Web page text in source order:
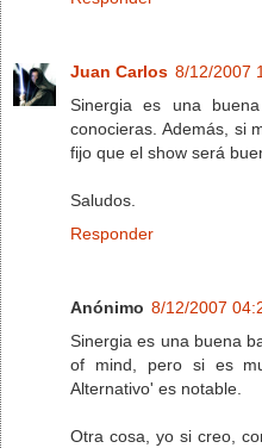
Juan Carlos 8/12/2007
Sinergia es una
conocieras. Además, si
fijo que el show será
Saludos.
Responder
Anónimo 8/12/2007
Sinergia es una buena
of mind, pero si es
Alternativo' es notable.
Otra cosa, yo si creo,